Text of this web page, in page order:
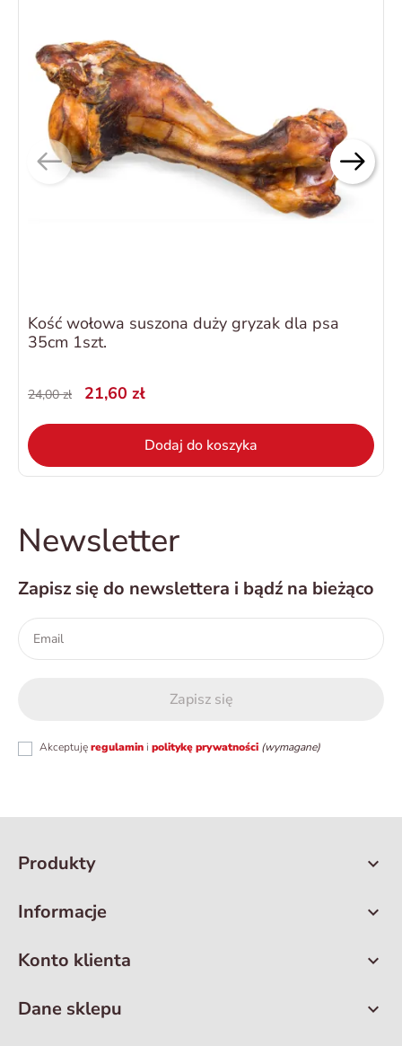
Kość wołowa suszona duży gryzak dla psa
35cm 1szt.
24,00 zł 21,60 zł
Dodaj do koszyka
Newsletter
Zapisz się do newslettera i bądź na bieżąco
Akceptujęregulamin i politykę prywatności (wymagane)
Produkty 
Informacje 
Konto klienta 
Dane sklepu 